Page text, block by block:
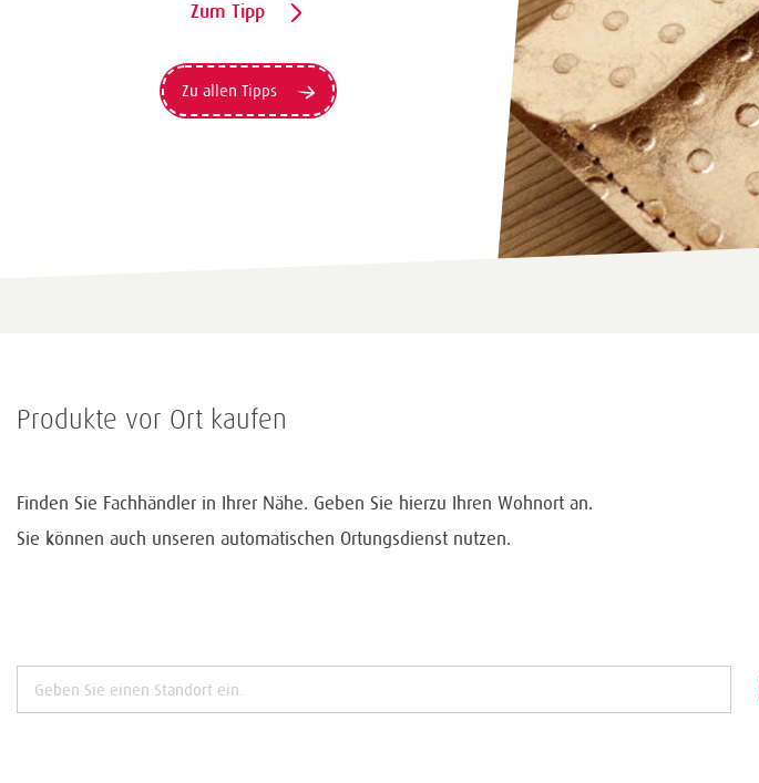
Zum Tipp
Zu allen Tipps
Produkte vor Ort kaufen
Finden Sie Fachhändler in Ihrer Nähe. Geben Sie hierzu Ihren Wohnort an.
Sie können auch unseren automatischen Ortungsdienst nutzen.